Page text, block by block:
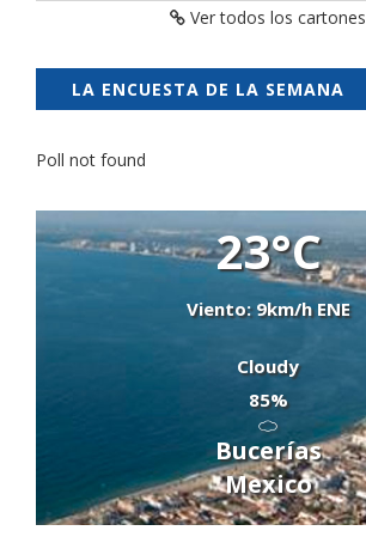
Ver todos los cartones
LA ENCUESTA DE LA SEMANA
Poll not found
23°C
Viento: 9km/h ENE
Cloudy
85%
Bucerías
Mexico